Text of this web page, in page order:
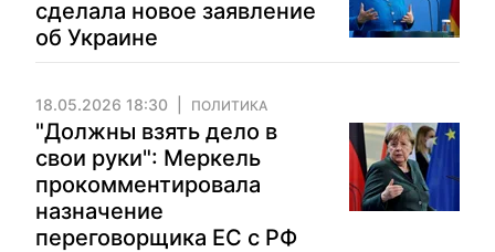
сделала новое заявление
об Украине
18.05.2026 18:30 ПОЛИТИКА
"Должны взять дело в
свои руки": Меркель
прокомментировала
назначение
переговорщика ЕС с РФ